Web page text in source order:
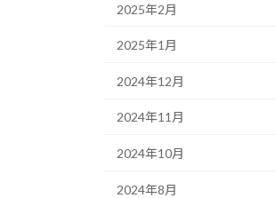
2025年2月
2025年1月
2024年12月
2024年11月
2024年10月
2024年8月